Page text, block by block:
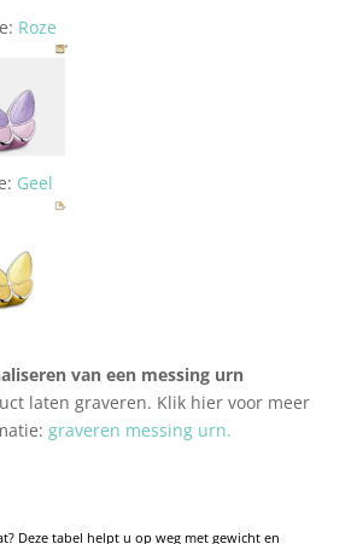
Roze
Geel
van een messing urn
laten graveren. Klik hier voor meer
graveren messing urn.
Deze tabel helpt u op weg met gewicht en